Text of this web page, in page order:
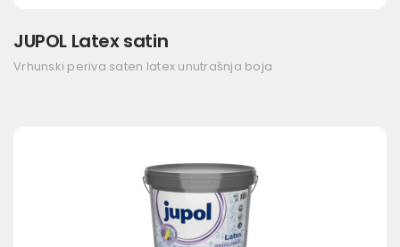
JUPOL Latex satin
Vrhunski periva saten latex unutrašnja boja